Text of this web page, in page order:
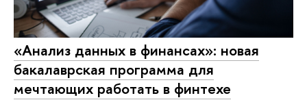
«Анализ данных в финансах»: новая
бакалаврская программа для
мечтающих работать в финтехе